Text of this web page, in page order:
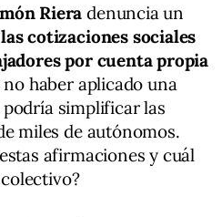
Riera denuncia un
cotizaciones sociales
por cuenta propia
haber aplicado una
simplificar las
miles de autónomos.
afirmaciones y cuál